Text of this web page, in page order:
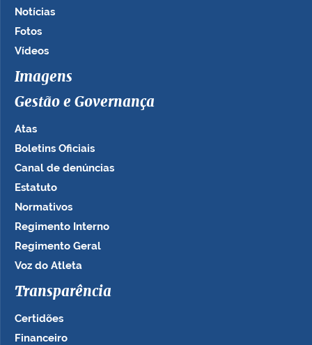
Notícias
Fotos
Vídeos
Imagens
Gestão e Governança
Atas
Boletins Oficiais
Canal de denúncias
Estatuto
Normativos
Regimento Interno
Regimento Geral
Voz do Atleta
Transparência
Certidões
Financeiro